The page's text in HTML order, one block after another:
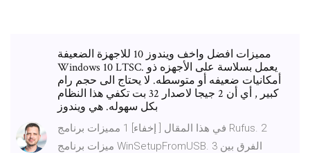
مميزات افضل واخف ويندوز 10 للاجهزة الضعيفة
Windows 10 LTSC. يعمل بسلاسة على الأجهزه ذو
أمكانيات ضعيفه أو متوسطه. لا يحتاج الى حجم رام
كبير , أي أن 2 جيجا لاصدار 32 بت تكفي هذا النظام
بكل سهوله. هي ويندوز
في هذا المقال [ إخفاء] 1 مميزات برنامج Rufus. 2
ميزات برنامج WinSetupFromUSB. 3 الفرق بين